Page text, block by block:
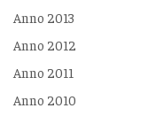
Anno 2013
Anno 2012
Anno 2011
Anno 2010